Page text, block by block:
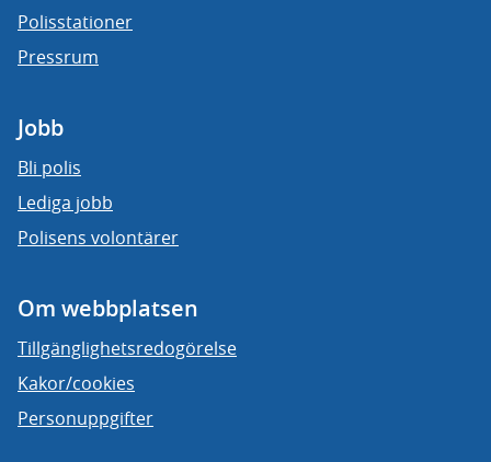
Polisstationer
Pressrum
Jobb
Bli polis
Lediga jobb
Polisens volontärer
Om webbplatsen
Tillgänglighetsredogörelse
Kakor/cookies
Personuppgifter